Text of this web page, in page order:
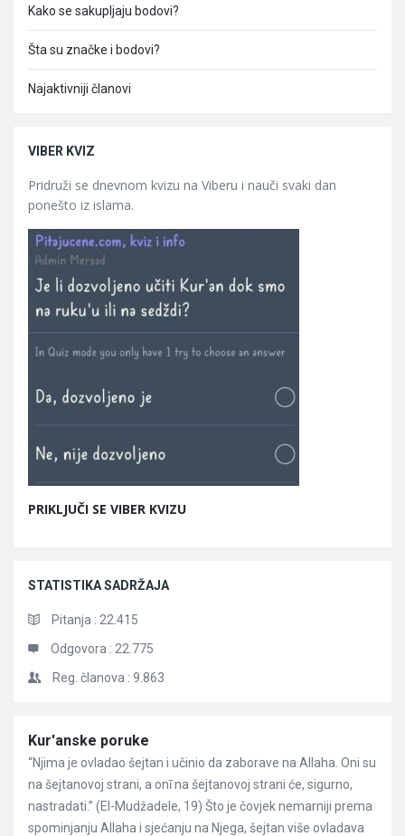
Kako se sakupljaju bodovi?
Šta su značke i bodovi?
Najaktivniji članovi
VIBER KVIZ
Pridruži se dnevnom kvizu na Viberu i nauči svaki dan
ponešto iz islama.
PRIKLJUČI SE VIBER KVIZU
STATISTIKA SADRŽAJA
Pitanja : 22.415
Odgovora : 22.775
Reg. članova : 9.863
Članci
Kur'anske poruke
“Njima je ovladao šejtan i učinio da zaborave na Allaha. Oni su
na šejtanovoj strani, a onī na šejtanovoj strani će, sigurno,
nastradati.” (El-Mudžadele, 19) Što je čovjek nemarniji prema
spominjanju Allaha i sjećanju na Njega, šejtan više ovladava